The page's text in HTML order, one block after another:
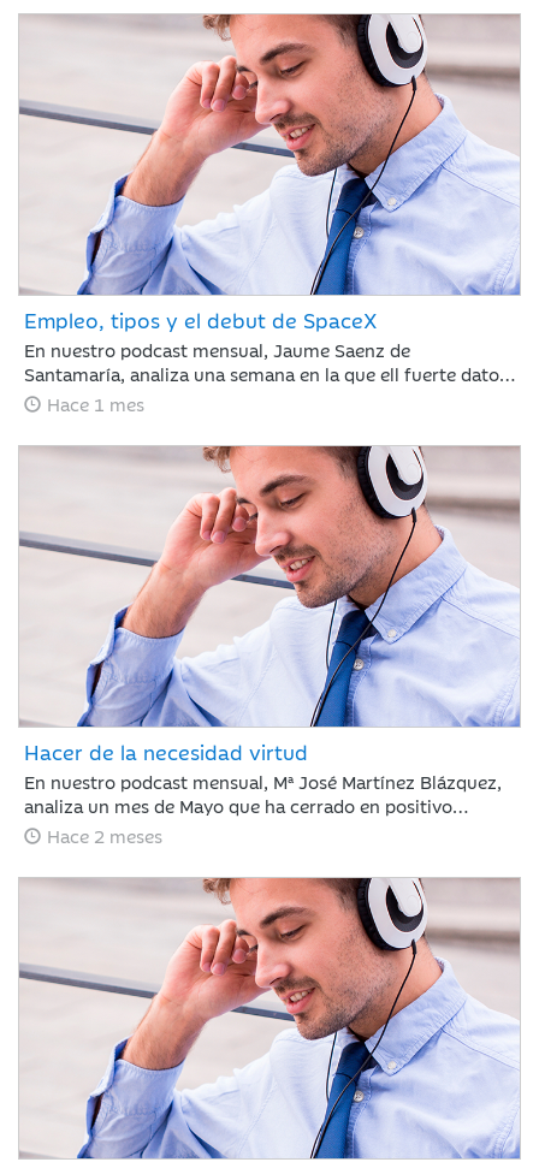
de Ormúz como principal catalizador, una caída del brent
hasta 82 dólares y un comportamiento positivo de la
renta variable, especialmente en Nasdaq. En este
contexto, la atención del inversor se desplaza desde
Oriente Medio hacia la política monetaria, con el BCE
ejecutando una subida de 25 puntos básicos y el foco
puesto ahora en el calendario de próximos movimientos
tanto en Europa como en Estados Unidos.
Empleo, tipos y el debut de SpaceX
En nuestro podcast mensual, Jaume Saenz de
Santamaría, analiza una semana en la que ell fuerte dato
de empleo en EE. UU. ha frenado el optimismo del Nasdaq
por la inflación, justo antes del debut de SpaceX. Esta
volatilidad contrasta con la estabilidad del crudo y la
rotación hacia el consumo básico, mientras los inversores
asumen un escenario de endurecimiento monetario.
Hace 1 mes
Hacer de la necesidad virtud
En nuestro podcast mensual, Mª José Martínez Blázquez,
analiza un mes de Mayo que ha cerrado en positivo
impulsado por resultados corporativos y el auge global de
reducirse la tensión en el estrecho de Ormuz, mientras
que la renta fija mostró recuperación ante la
estabilización de la deuda pública. En este contexto, el
mercado demostró ser caprichoso, haciendo clave ignorar
el ruido a corto plazo.
Hace 2 meses